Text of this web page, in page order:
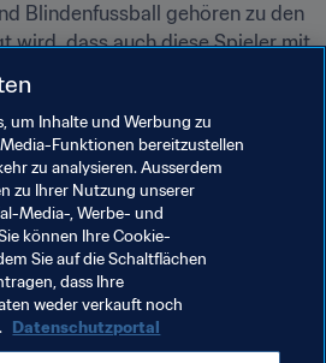
Blindenfussball gehören zu den
wird, dass auch diese Spieler mit
sind. Dank der Initiative kann
Fussballfamilie zugehörig fühlen.
bildet das Herzstück der
Fussball verbindet uns alle.
Polen 2019™
um Inhalte und Werbung zu
Funktionen bereitzustellen
zu analysieren. Ausserdem
zu Ihrer Nutzung unserer
Media-, Werbe- und
können Ihre Cookie-
Sie auf die Schaltflächen
dass Ihre
weder verkauft noch
Datenschutzportal